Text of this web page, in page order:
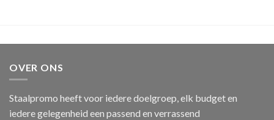
OVER ONS
Staalpromo heeft voor iedere doelgroep, elk budget en
iedere gelegenheid een passend en verrassend